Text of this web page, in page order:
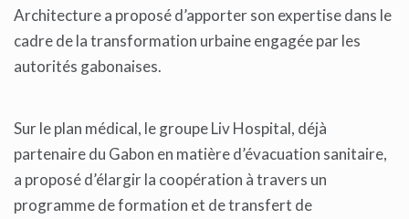
Architecture a proposé d’apporter son expertise dans le
cadre de la transformation urbaine engagée par les
autorités gabonaises.
Sur le plan médical, le groupe Liv Hospital, déjà
partenaire du Gabon en matière d’évacuation sanitaire,
a proposé d’élargir la coopération à travers un
programme de formation et de transfert de